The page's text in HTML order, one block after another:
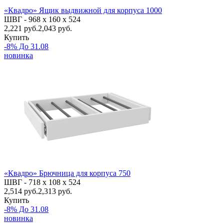
«Квадро» Ящик выдвижной для корпуса 1000
ШВГ - 968 х 160 х 524
2,221 руб.2,043 руб.
Купить
-8% До 31.08
новинка
«Квадро» Брючница для корпуса 750
ШВГ - 718 х 108 х 524
2,514 руб.2,313 руб.
Купить
-8% До 31.08
новинка